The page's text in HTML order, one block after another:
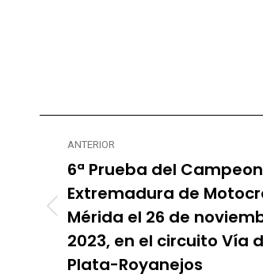
Navegación
entre
publicaciones
ANTERIOR
Publicación
anterior:
6ª Prueba del
Extremadura de
Mérida el 26 de
2023, en el circuito Vía
Plata-Royanejos